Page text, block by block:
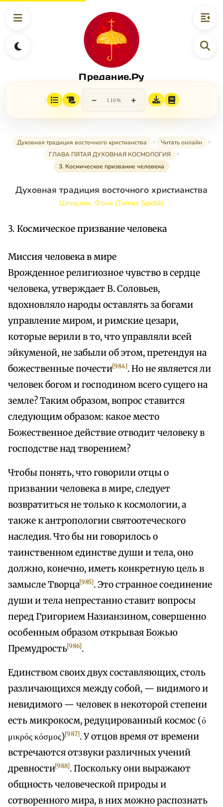
Предание.Ру
− 110% +
Духовная традиция восточного христианства
Читать онлайн
ГЛАВА ПЯТАЯ ДУХОВНАЯ КОСМОЛОГИЯ
3. Космическое призвание человека
Духовная традиция восточного христианства
Шпидлик, Фома (Tomas Spidlik)
3. Космическое призвание человека
Миссия человека в мире
Врожденное религиозное чувство в сердце
человека, утверждает В. Соловьев,
вдохновляло народы оставлять за богами
управление миром, и римские цезари,
которые верили в то, что управляли всей
эйкуменой, не забыли об этом, претендуя на
божественные почести[984]. Но не является ли
человек богом и господином всего сущего на
земле? Таким образом, вопрос ставится
следующим образом: какое место
Божественное действие отводит человеку в
господстве над творением?
Чтобы понять, что говорили отцы о
призвании человека в мире, следует
возвратиться не только к космологии, а
также к антропологии святоотеческого
наследия. Что бы ни говорилось о
таинственном единстве души и тела, оно
должно, конечно, иметь конкретную цель в
замысле Творца[985]. Это странное соединение
души и тела непрестанно ставит вопросы
перед Григорием Назианзином, совершенно
особенным образом открывая Божью
Премудрость[986].
Единством своих двух составляющих, столь
различающихся между собой, — видимого и
невидимого — человек в некоторой степени
есть микрокосм, редуцированный космос (ό
μικρός κόσμος)[987]. У отцов время от времени
встречаются отзвуки различных учений
древности[988]. Поскольку они выражают
общность человеческой природы и
сотворенного мира, в них можно распознать